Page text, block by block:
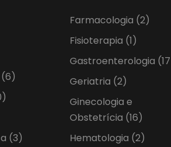
(6)
(3)
Farmacologia (2)
Fisioterapia (1)
Gastroenterologia
Geriatria (2)
Ginecologia e
Obstetrícia (16)
Hematologia (2)